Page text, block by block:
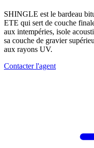
SHINGLE est le bardeau
ETE qui sert de couche
aux intempéries, isole
sa couche de gravier
aux rayons UV.
Contacter l'agent